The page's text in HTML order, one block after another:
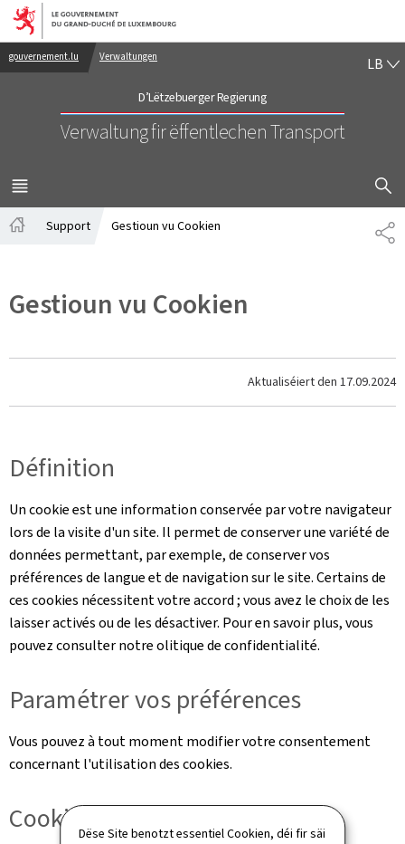
Dëse Site benotzt essentiel Cookien, déi fir säi
Bei den Haaptmenü goen
Bei den Inhalt goen
gouvernement.lu Verwaltungen
D’Lëtzebuerger Regierung
Verwaltung fir ëffentlechen Transport
LB
MENÜ
HAAPT-
SHOW
Support Gestioun vu Cookien
Gestioun vu Cookien
Aktualiséiert den 17.09.2024
Définition
Un cookie est une information conservée par votre navigateur
lors de la visite d'un site. Il permet de conserver une variété de
données permettant, par exemple, de conserver vos
préférences de langue et de navigation sur le site. Certains de
ces cookies nécessitent votre accord ; vous avez le choix de les
laisser activés ou de les désactiver. Pour en savoir plus, vous
pouvez consulter notre olitique de confidentialité.
Paramétrer vos préférences
Vous pouvez à tout moment modifier votre consentement
concernant l'utilisation des cookies.
Cookies techniques